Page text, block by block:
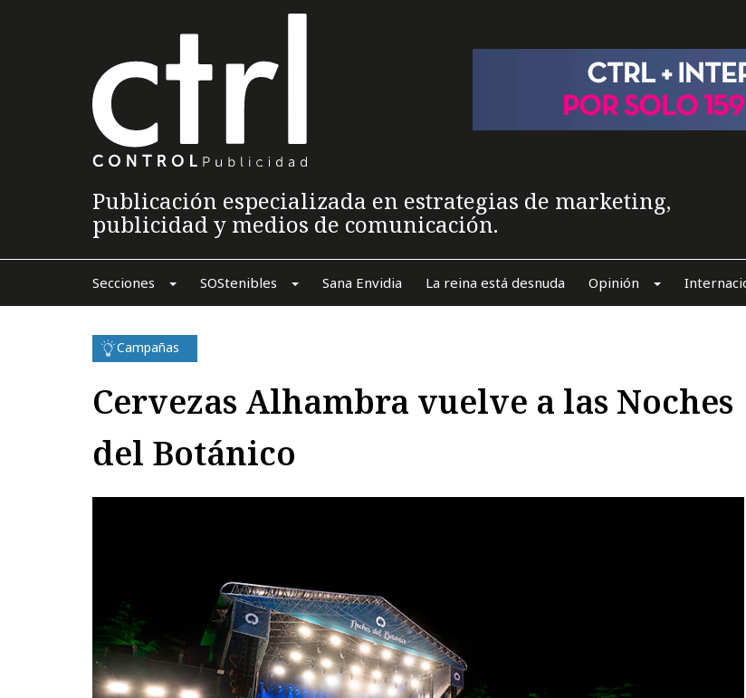
Publicación especializada en estrategias de marketing,
publicidad y medios de comunicación.
Secciones SOStenibles Sana Envidia La reina está desnuda Opinión
Campañas
Cervezas Alhambra vuelve a las Noches
del Botánico